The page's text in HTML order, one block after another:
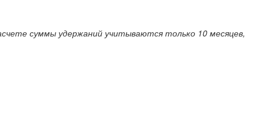
суммы удержаний учитываются только 10 месяцев,